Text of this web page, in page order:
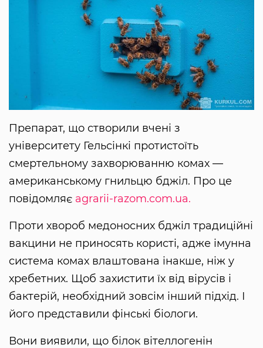
Препарат, що створили вчені з
університету Гельсінкі протистоїть
смертельному захворюванню комах —
американському гнильцю бджіл. Про це
повідомляє agrarii-razom.com.ua.
Проти хвороб медоносних бджіл традиційні
вакцини не приносять користі, адже імунна
система комах влаштована інакше, ніж у
хребетних. Щоб захистити їх від вірусів і
бактерій, необхідний зовсім інший підхід. І
його представили фінські біологи.
Вони виявили, що білок вітеллогенін